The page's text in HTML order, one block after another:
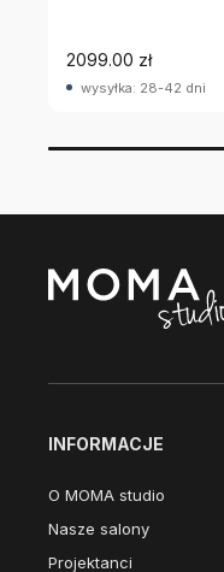
2099.00 zł
wysyłka: 28-42 dni
INFORMACJE
O MOMA studio
Nasze salony
Projektanci